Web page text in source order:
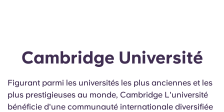
Cambridge Université
Figurant parmi les universités les plus anciennes et les
plus prestigieuses au monde, Cambridge L'université
bénéficie d'une communauté internationale diversifiée